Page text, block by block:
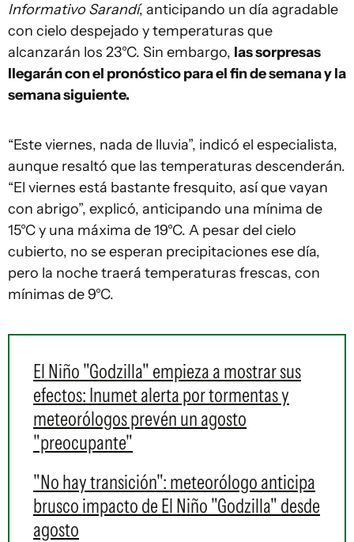
Informativo Sarandí, anticipando un día agradable
con cielo despejado y temperaturas que
alcanzarán los 23°C. Sin embargo, las sorpresas
llegarán con el pronóstico para el fin de semana y la
semana siguiente.
“Este viernes, nada de lluvia”, indicó el especialista,
aunque resaltó que las temperaturas descenderán.
“El viernes está bastante fresquito, así que vayan
con abrigo”, explicó, anticipando una mínima de
15°C y una máxima de 19°C. A pesar del cielo
cubierto, no se esperan precipitaciones ese día,
pero la noche traerá temperaturas frescas, con
mínimas de 9°C.
El Niño "Godzilla" empieza a mostrar sus
efectos: Inumet alerta por tormentas y
meteorólogos prevén un agosto
"preocupante"
"No hay transición": meteorólogo anticipa
brusco impacto de El Niño "Godzilla" desde
agosto